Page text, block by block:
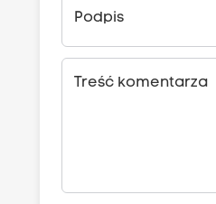
Podpis
Treść komentarza